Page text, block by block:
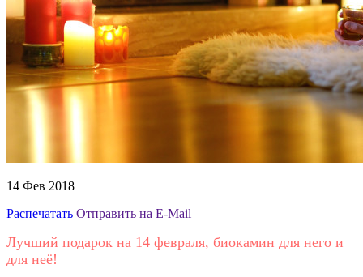
14 Фев 2018
Распечатать Отправить на E-Mail
Лучший подарок на 14 февраля, биокамин для него и
для неё!